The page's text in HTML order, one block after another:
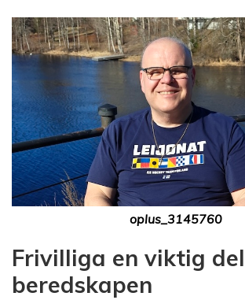
oplus_3145760
Frivilliga en viktig
beredskapen